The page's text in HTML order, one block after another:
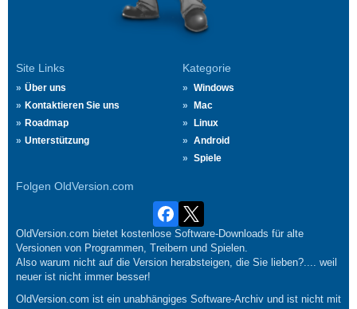
Site Links
Über uns
Kontaktieren Sie uns
Roadmap
Unterstützung
Kategorie
Windows
Mac
Linux
Android
Spiele
Folgen OldVersion.com
OldVersion.com bietet kostenlose Software-Downloads für alte
Versionen von Programmen, Treibern und Spielen.
Also warum nicht auf die Version herabsteigen, die Sie lieben?.... weil
neuer ist nicht immer besser!
OldVersion.com ist ein unabhängiges Software-Archiv und ist nicht mit